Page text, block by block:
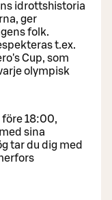
idrottshistoria
ger
folk.
t.ex.
Cup, som
olympisk
före 18:00,
sina
tar du dig med